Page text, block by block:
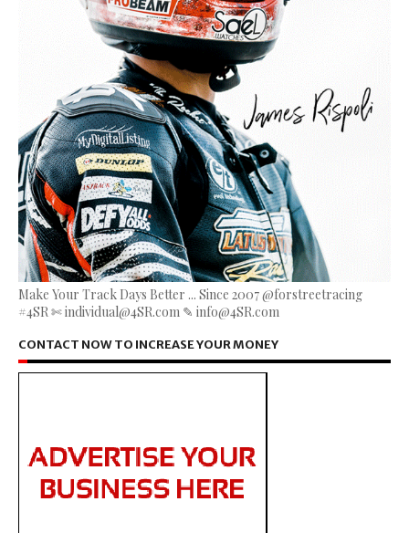
Make Your Track Days Better ... Since 2007 @forstreetracing
#4SR ✄ individual@4SR.com ✎ info@4SR.com
CONTACT NOW TO INCREASE YOUR MONEY